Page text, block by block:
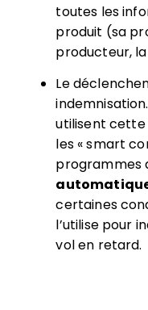
toutes les
produit (sa
producteur,
Le
utilisent
les « smart
programmes
certaines
l’utilise pour
vol en retard.